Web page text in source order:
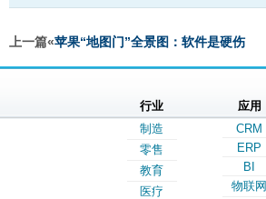
上一篇«苹果“地图门”全景图：软件是硬伤
行业
制造
零售
教育
医疗
应用
CRM
ERP
BI
物联网